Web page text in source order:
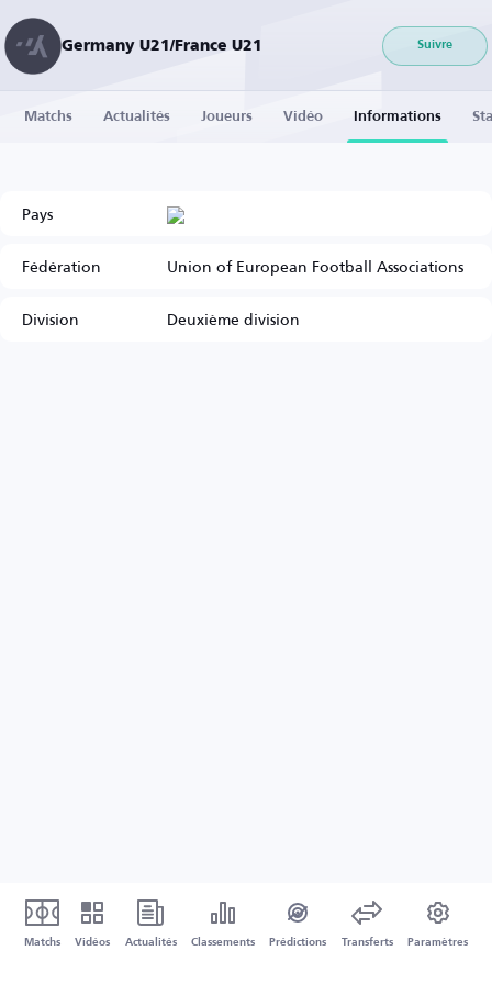
Germany U21/France U21 Suivre
Matchs Actualités Joueurs Vidéo Informations
Pays
Fédération
Union of European Football Associations
Division
Deuxième division
Matchs Vidéos Actualités Classements Prédictions Transferts Paramètres